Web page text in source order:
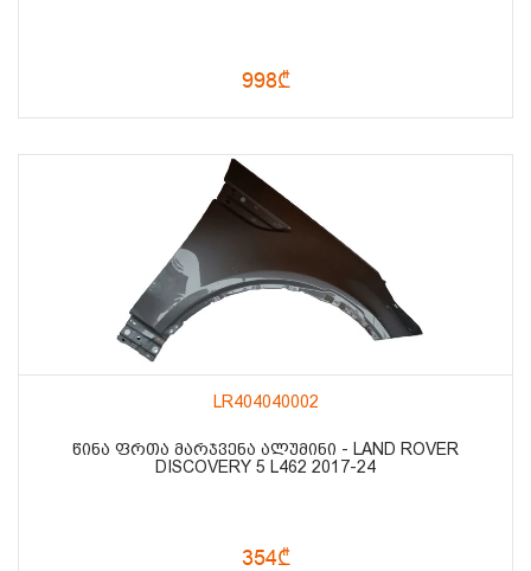
998₾
LR404040002
ᲬᲘᲜᲐ ᲤᲠᲗᲐ ᲛᲐᲠᲯᲕᲔᲜᲐ ᲐᲚᲣᲛᲘᲜᲘ - LAND ROVER
DISCOVERY 5 L462 2017-24
354₾